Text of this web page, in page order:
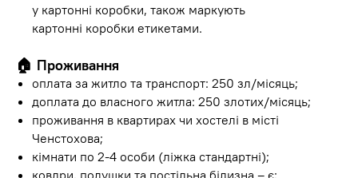
у картонні коробки, також маркують
картонні коробки етикетами.
🏠 Проживання
оплата за житло та транспорт: 250 зл/місяць;
доплата до власного житла: 250 злотих/місяць;
проживання в квартирах чи хостелі в місті
Ченстохова;
кімнати по 2-4 особи (ліжка стандартні);
ковдри, подушки та постільна білизна – є;